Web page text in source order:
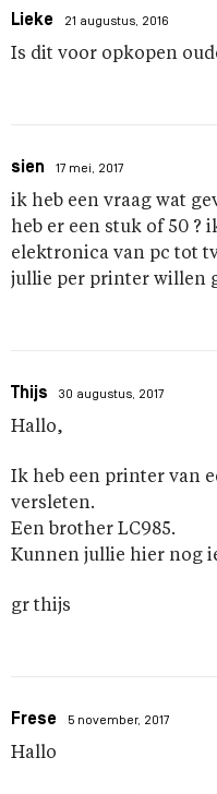
Lieke 21 augustus, 2016
Is dit voor opkopen
sien 17 mei, 2017
ik heb een vraag wat
heb er een stuk of 50 ?
elektronica van pc tot
jullie per printer willen
Thijs 30 augustus, 2017
Hallo,
Ik heb een printer van
versleten.
Een brother LC985.
Kunnen jullie hier nog
gr thijs
Frese 5 november, 2017
Hallo